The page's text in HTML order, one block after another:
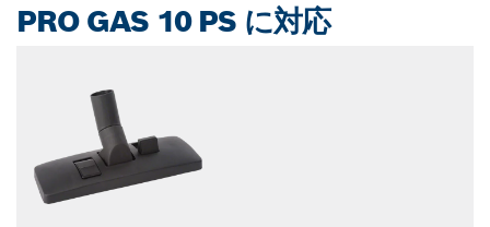
PRO GAS 10 PS に対応